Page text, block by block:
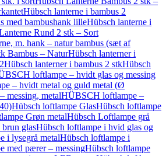
Hübsch lanterne i bambus 2
med bambushank lilleHübsch lanterne i
Rund 2 stk – Sort
m. hank – natur bambus (sæt af
Bambus – NaturHübsch lanterner i
Hübsch lanterner i bambus 2 stkHübsch
loftlampe – hvidt glas og messing
– hvidt metal og guld metal (Ø
messing, metalHÜBSCH loftlampe –
Hübsch loftlampe GlasHübsch loftlampe
Grøn metalHübsch Loftlampe grå
glasHübsch loftlampe i hvid glas og
i lysegrå metalHübsch loftlampe i
med pærer – messingHübsch loftlampe